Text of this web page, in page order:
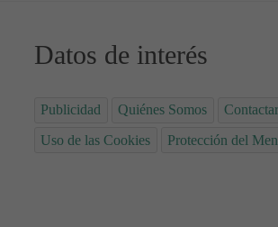
Datos de interés
Publicidad Quiénes Somos Contactar
Uso de las Cookies
Protección del